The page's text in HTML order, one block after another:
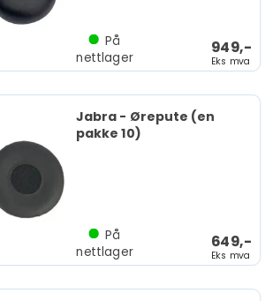
949,-
Eks mva
På
nettlager
Jabra - Ørepute (en
pakke 10)
649,-
Eks mva
På
nettlager